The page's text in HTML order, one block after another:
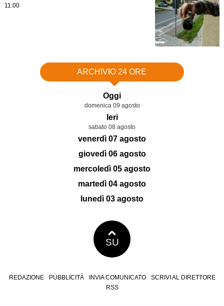
11:00
ARCHIVIO 24 ORE
Oggi
domenica 09 agosto
Ieri
sabato 08 agosto
venerdì 07 agosto
giovedì 06 agosto
mercoledì 05 agosto
martedì 04 agosto
lunedì 03 agosto
SU
REDAZIONE PUBBLICITÀ INVIA COMUNICATO
SCRIVI AL DIRETTORE
RSS